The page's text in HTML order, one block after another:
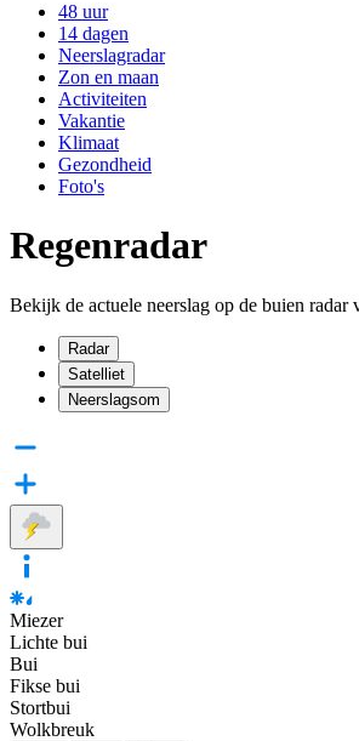
48 uur
14 dagen
Neerslagradar
Zon en maan
Activiteiten
Vakantie
Klimaat
Gezondheid
Foto's
Regenradar
Bekijk de actuele neerslag op de buien radar
Radar
Satelliet
Neerslagsom
Miezer
Lichte bui
Bui
Fikse bui
Stortbui
Wolkbreuk